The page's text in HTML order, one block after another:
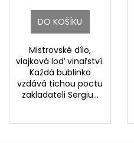
DO KOŠÍKU
Mistrovské dílo,
vlajková loď vinařství.
Každá bublinka
vzdává tichou poctu
zakladateli Sergiu...